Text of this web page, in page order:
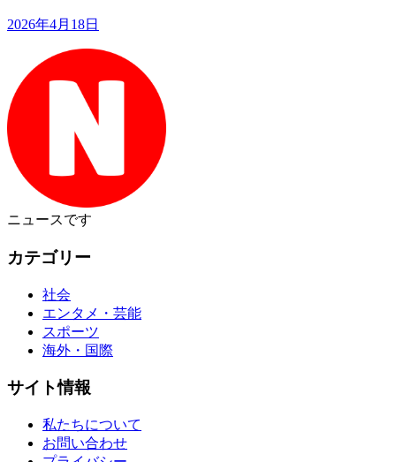
2026年4月18日
ニュースです
カテゴリー
社会
エンタメ・芸能
スポーツ
海外・国際
サイト情報
私たちについて
お問い合わせ